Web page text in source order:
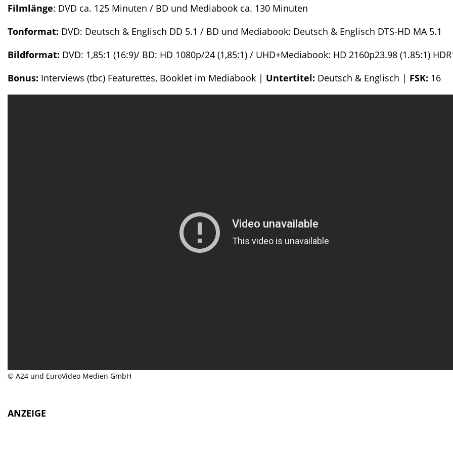
Filmlänge: DVD ca. 125 Minuten / BD und Mediabook ca. 130 Minuten
Tonformat: DVD: Deutsch & Englisch DD 5.1 / BD und Mediabook: Deutsch & Englisch DTS-HD MA 5.1
Bildformat: DVD: 1,85:1 (16:9)/ BD: HD 1080p/24 (1,85:1) / UHD+Mediabook: HD 2160p23.98 (1.85:1)
Bonus: Interviews (tbc) Featurettes, Booklet im Mediabook | Untertitel: Deutsch & Englisch | FSK: 16
© A24 und EuroVideo Medien GmbH
ANZEIGE